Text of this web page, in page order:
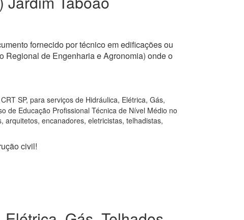
fornecido por técnico em edificações ou
Regional de Engenharia e Agronomia) onde o
SP, para serviços de Hidráulica, Elétrica, Gás,
de Educação Profissional Técnica de Nível Médio no
arquitetos, encanadores, eletricistas, telhadistas,
civil!